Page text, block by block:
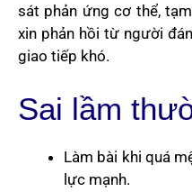
sát phản ứng cơ thể,
xin phản hồi từ người
giao tiếp khó.
Sai lầm
Làm bài khi quá
lực mạnh.